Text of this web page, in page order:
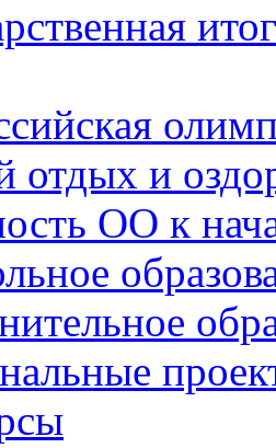
отдых и
ОО к